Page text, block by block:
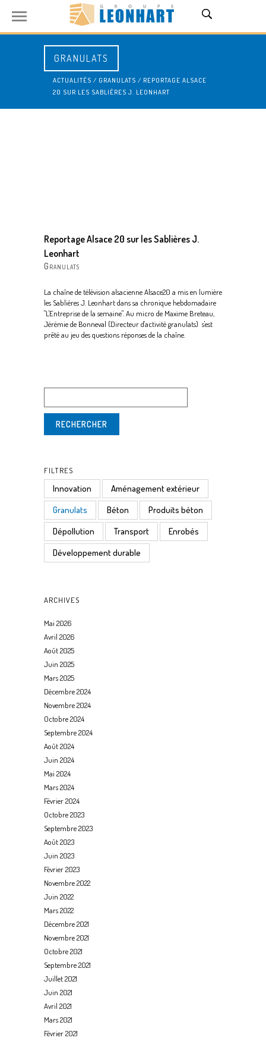
GRANULATS
ACTUALITÉS / GRANULATS / REPORTAGE ALSACE
20 SUR LES SABLIÈRES J. LEONHART
Reportage Alsace 20 sur les Sablières J.
Leonhart
Granulats
La chaîne de télévision alsacienne Alsace20 a mis en lumière
les Sablières J. Leonhart dans sa chronique hebdomadaire
"L'Entreprise de la semaine". Au micro de Maxime Breteau,
Jérémie de Bonneval (Directeur d'activité granulats) s'est
prêté au jeu des questions réponses de la chaîne.
FILTRES
Innovation
Aménagement extérieur
Granulats
Béton
Produits béton
Dépollution
Transport
Enrobés
Développement durable
ARCHIVES
Mai 2026
Avril 2026
Août 2025
Juin 2025
Mars 2025
Décembre 2024
Novembre 2024
Octobre 2024
Septembre 2024
Août 2024
Juin 2024
Mai 2024
Mars 2024
Février 2024
Octobre 2023
Septembre 2023
Août 2023
Juin 2023
Février 2023
Novembre 2022
Juin 2022
Mars 2022
Décembre 2021
Novembre 2021
Octobre 2021
Septembre 2021
Juillet 2021
Juin 2021
Avril 2021
Mars 2021
Février 2021